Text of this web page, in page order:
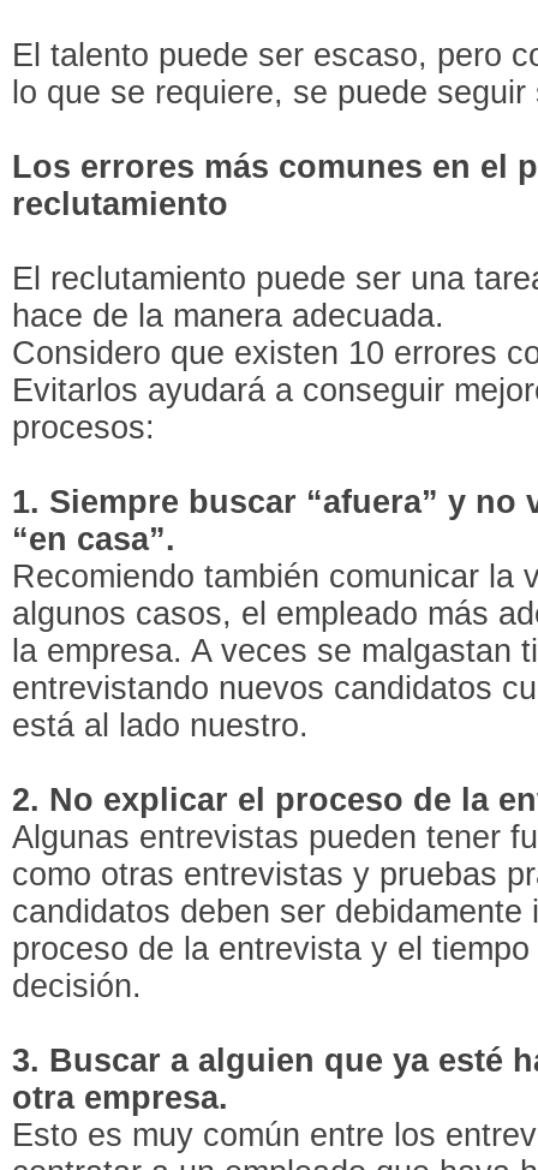
El talento puede ser escaso, pero
lo que se requiere, se puede
Los errores más comunes en el
reclutamiento
El reclutamiento puede ser una
hace de la manera adecuada.
Considero que existen 10 errores
Evitarlos ayudará a conseguir
procesos:
1. Siempre buscar “afuera” y
“en casa”.
Recomiendo también comunicar la
algunos casos, el empleado más
la empresa. A veces se malgastan
entrevistando nuevos candidatos
está al lado nuestro.
2. No explicar el proceso de la
Algunas entrevistas pueden tener
como otras entrevistas y pruebas
candidatos deben ser
proceso de la entrevista y el
decisión.
3. Buscar a alguien que ya esté
otra empresa.
Esto es muy común entre los